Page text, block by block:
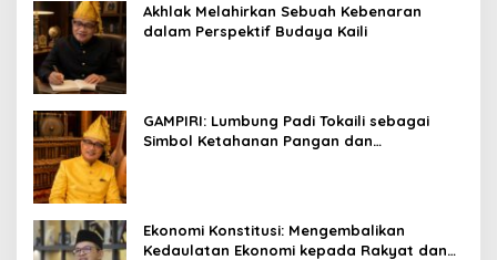
Akhlak Melahirkan Sebuah Kebenaran
dalam Perspektif Budaya Kaili
GAMPIRI: Lumbung Padi Tokaili sebagai
Simbol Ketahanan Pangan dan
Ekonomi Konstitusi: Mengembalikan
Kedaulatan Ekonomi kepada Rakyat dan